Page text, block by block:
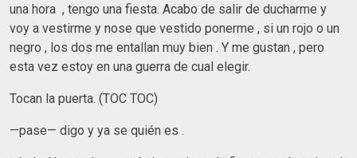
una hora , tengo una fiesta. Acabo de salir de ducharme y
voy a vestirme y nose que vestido ponerme , si un rojo o un
negro , los dos me entallan muy bien . Y me gustan , pero
esta vez estoy en una guerra de cual elegir.
Tocan la puerta. (TOC TOC)
—pase— digo y ya se quién es .